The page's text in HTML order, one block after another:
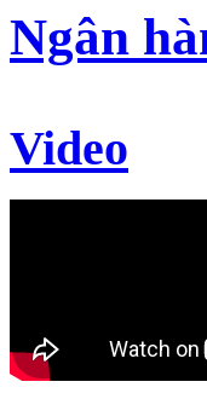
Ngân
Video